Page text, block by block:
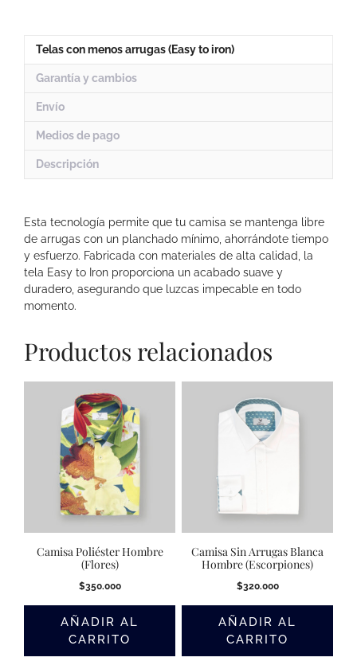
(Pizzas)
cantidad
Telas con menos arrugas (Easy to iron)
Garantía y cambios
Envío
Medios de pago
Descripción
Esta tecnología permite que tu camisa se mantenga libre
de arrugas con un planchado mínimo, ahorrándote tiempo
y esfuerzo. Fabricada con materiales de alta calidad, la
tela Easy to Iron proporciona un acabado suave y
duradero, asegurando que luzcas impecable en todo
momento.
Productos relacionados
Camisa Poliéster Hombre
(Flores)
$350.000
AÑADIR AL
CARRITO
Camisa Sin Arrugas Blanca
Hombre (Escorpiones)
$320.000
AÑADIR AL
CARRITO